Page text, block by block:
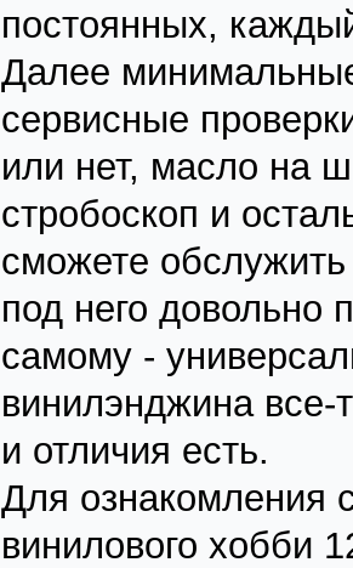
постоянных,
Далее
сервисные
или нет, масло на
стробоскоп и
сможете
под него довольно
самому -
винилэнджина все-
и отличия есть.
Для ознакомления
винилового хобби